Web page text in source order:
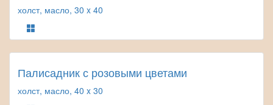
холст, масло, 30 x 40
Палисадник с розовыми цветами
холст, масло, 40 x 30